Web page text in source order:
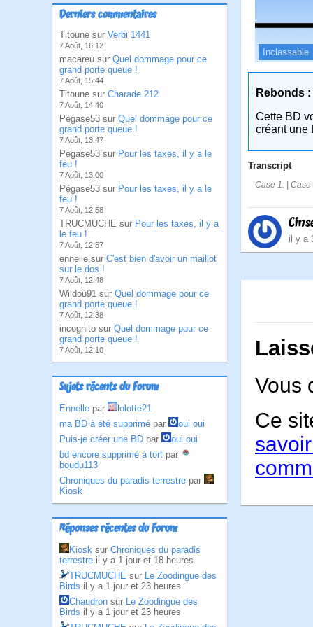
Derniers commentaires
Titoune sur Verbi 1441
7 Août, 16:12
macareu sur Quel dommage pour ce
grand porte queue !
7 Août, 15:44
Titoune sur Charade 212
7 Août, 14:40
Pégase53 sur Quel dommage pour ce
grand porte queue !
7 Août, 13:47
Pégase53 sur Pour les taxes, il y a le
feu !
7 Août, 13:00
Pégase53 sur Pour les taxes, il y a le
feu !
7 Août, 12:58
TRUCMUCHE sur Pour les taxes, il y a
le feu !
7 Août, 12:57
ennelle sur C'est bien d'avoir un maillot
sur le dos !
7 Août, 12:48
Wildou91 sur Quel dommage pour ce
grand porte queue !
7 Août, 12:38
incognito sur Quel dommage pour ce
grand porte queue !
7 Août, 12:10
Sujets récents du Forum
Ennelle par
lolotte21
ma BD à été supprimé par
oui oui
Puis-je créer une BD par
oui oui
bd encore supprimé à tort par
boudu113
Chroniques du paradis terrestre par
Kiosk
Réponses récentes du Forum
Kiosk sur Chroniques du paradis
terrestre il y a 1 jour et 18 heures
TRUCMUCHE sur Le Zoodingue des
Birds il y a 1 jour et 23 heures
Chaudron sur Le Zoodingue des
Birds il y a 1 jour et 23 heures
Inclassable
Rebonds :
Cette BD
créant une
Transcript
Case 1: |
il y a
Vous
Ce